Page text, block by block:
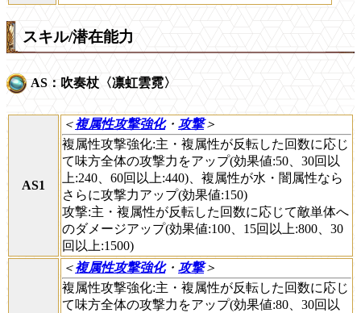
スキル/潜在能力
AS：吹奏杖〈凛虹雲霓〉
AS1
＜複属性攻撃強化・ 攻撃＞
複属性攻撃強化:主・複属性が反転した回数に応じ
て味方全体の攻撃力をアップ(効果値:50、30回以
上:240、60回以上:440)、複属性が水・闇属性なら
さらに攻撃力アップ(効果値:150)
攻撃:主・複属性が反転した回数に応じて敵単体へ
のダメージアップ(効果値:100、15回以上:800、30
回以上:1500)
＜複属性攻撃強化・ 攻撃＞
複属性攻撃強化:主・複属性が反転した回数に応じ
て味方全体の攻撃力をアップ(効果値:80、30回以